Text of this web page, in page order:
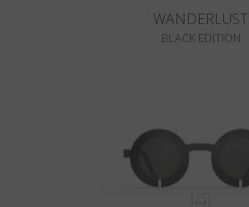
WANDERLUST
BLACK EDITION